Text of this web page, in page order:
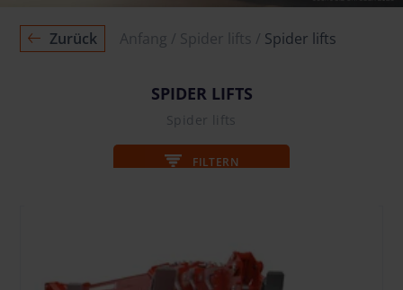
Zurück Anfang Spider lifts Spider lifts
SPIDER LIFTS
Spider lifts
FILTERN